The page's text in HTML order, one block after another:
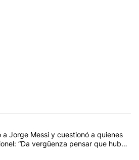
con más comentarios en los
el título "Milei despidió a Jorge
a Jorge Messi y cuestionó a quienes
“Da vergüenza pensar que hubo